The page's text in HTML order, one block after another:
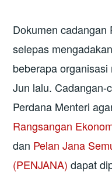
Dokumen cadangan
selepas
beberapa
Jun lalu. Cadangan-
Perdana Menteri
Rangsangan
dan Pelan Jana
(PENJANA) dapat